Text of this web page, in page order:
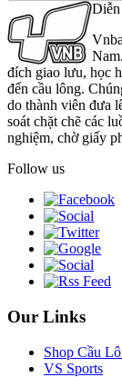
đích giao lưu, học
đến cầu lông.
do thành viên đưa
soát chặt chẽ các
nghiệm, chờ giấy
Follow us
Our Links
Shop Cầu
VS Sports